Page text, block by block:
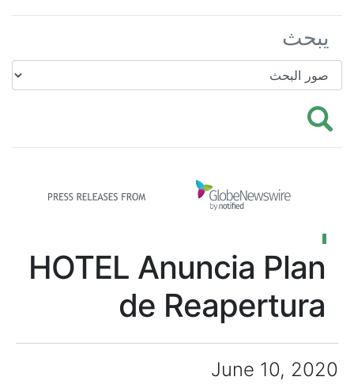
HOTEL Anuncia Plan
de Reapertura
June 10, 2020